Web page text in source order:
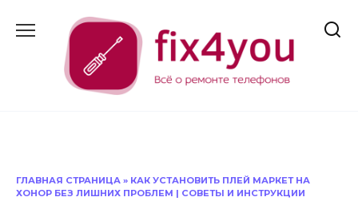
содержанию
ГЛАВНАЯ СТРАНИЦА » КАК УСТАНОВИТЬ ПЛЕЙ МАРКЕТ НА
ХОНОР БЕЗ ЛИШНИХ ПРОБЛЕМ | СОВЕТЫ И ИНСТРУКЦИИ